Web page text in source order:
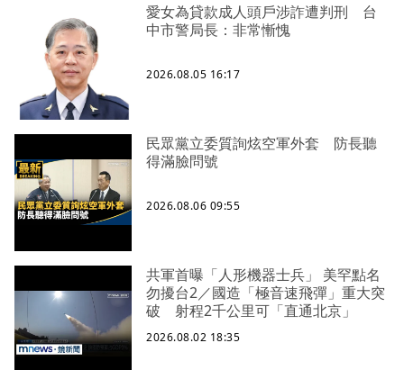
愛女為貸款成人頭戶涉詐遭判刑 台
中市警局長：非常慚愧
2026.08.05 16:17
民眾黨立委質詢炫空軍外套 防長聽
得滿臉問號
2026.08.06 09:55
共軍首曝「人形機器士兵」 美罕點名
勿擾台2／國造「極音速飛彈」重大突
破 射程2千公里可「直通北京」
2026.08.02 18:35